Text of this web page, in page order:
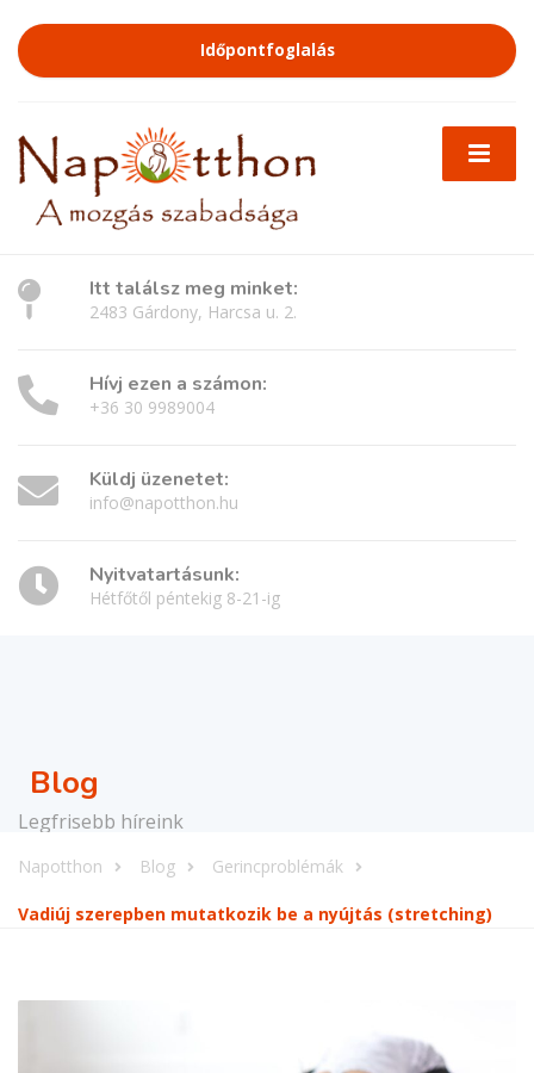
Időpontfoglalás
Itt találsz meg minket:
2483 Gárdony, Harcsa u. 2.
Hívj ezen a számon:
+36 30 9989004
Küldj üzenetet:
info@napotthon.hu
Nyitvatartásunk:
Hétfőtől péntekig 8-21-ig
Blog
Legfrisebb híreink
Napotthon Blog Gerincproblémák
Vadiúj szerepben mutatkozik be a nyújtás (stretching)